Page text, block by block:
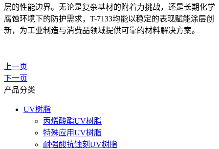
层的性能边界。无论是复杂基材的附着力挑战，还是长期化学
腐蚀环境下的防护需求，T-7133均能以稳定的表现赋能涂层创
新，为工业制造与消费品领域提供可靠的材料解决方案。
上一页
下一页
产品分类
UV树脂
丙烯酸酯UV树脂
特殊应用UV树脂
耐强酸抗蚀刻UV树脂